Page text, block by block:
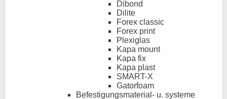
Dibond
Dilite
Forex classic
Forex print
Plexiglas
Kapa mount
Kapa fix
Kapa plast
SMART-X
Gatorfoam
Befestigungsmaterial- u. systeme